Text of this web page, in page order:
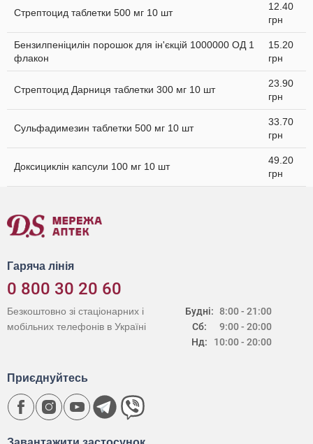
Стрептоцид таблетки 500 мг 10 шт
12.40
грн
Бензилпеніцилін порошок для ін'єкцій 1000000 ОД 1
флакон
15.20
грн
Стрептоцид Дарниця таблетки 300 мг 10 шт
23.90
грн
Сульфадимезин таблетки 500 мг 10 шт
33.70
грн
Доксициклін капсули 100 мг 10 шт
49.20
грн
Гаряча лінія
0 800 30 20 60
Будні:
Сб:
Нд:
8:00 - 21:00
9:00 - 20:00
10:00 - 20:00
Безкоштовно зі стаціонарних і
мобільних телефонів в Україні
Приєднуйтесь